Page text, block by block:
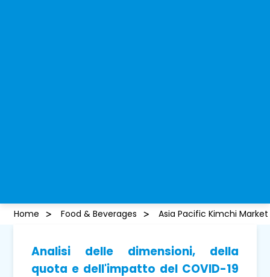
Home Food & Beverages Asia Pacific Kimchi Market
Analisi delle dimensioni, della
quota e dell'impatto del COVID-19